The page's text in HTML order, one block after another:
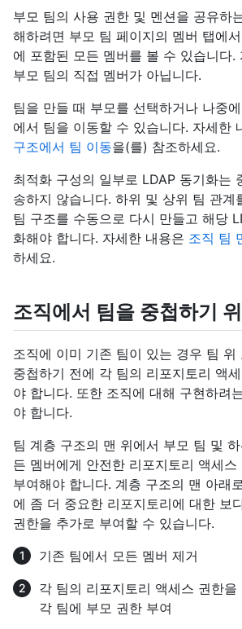
부모 팀의 사용 권한 및 멘션을 공유하
해하려면 부모 팀 페이지의 멤버 탭에
에 포함된 모든 멤버를 볼 수 있습니다.
부모 팀의 직접 멤버가 아닙니다.
팀을 만들 때 부모를 선택하거나 나중
에서 팀을 이동할 수 있습니다. 자세한
구조에서 팀 이동을(를) 참조하세요.
최적화 구성의 일부로 LDAP 동기화는
송하지 않습니다. 하위 및 상위 팀 관계
팀 구조를 수동으로 다시 만들고 해당
화해야 합니다. 자세한 내용은 조직 팀
하세요.
조직에서 팀을 중첩하기 위
조직에 이미 기존 팀이 있는 경우 팀 위
중첩하기 전에 각 팀의 리포지토리 액
야 합니다. 또한 조직에 대해 구현하려
야 합니다.
팀 계층 구조의 맨 위에서 부모 팀 및
든 멤버에게 안전한 리포지토리 액세스
부여해야 합니다. 계층 구조의 맨 아래
에 좀 더 중요한 리포지토리에 대한 보
권한을 추가로 부여할 수 있습니다.
기존 팀에서 모든 멤버 제거
각 팀의 리포지토리 액세스 권한을
각 팀에 부모 권한 부여